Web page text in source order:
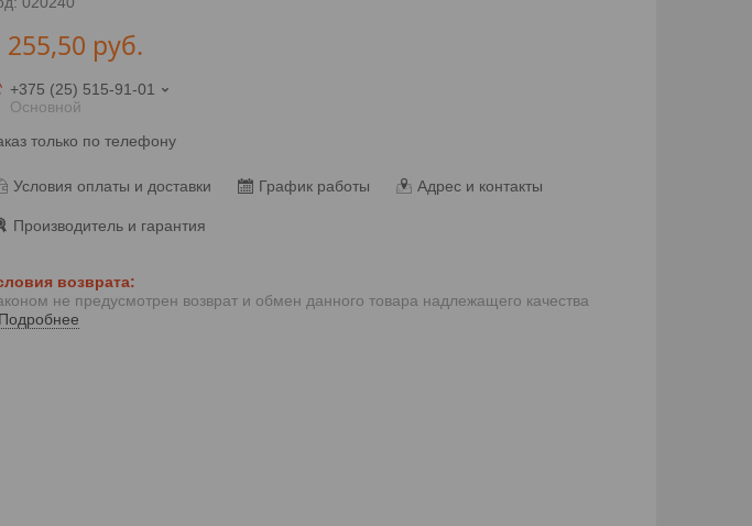
255,50 руб.
+375 (25) 515-91-01
Основной
только по телефону
Условия оплаты и доставки График работы Адрес и контакты
Производитель и гарантия
не предусмотрен возврат и обмен данного товара надлежащего качества
Подробнее